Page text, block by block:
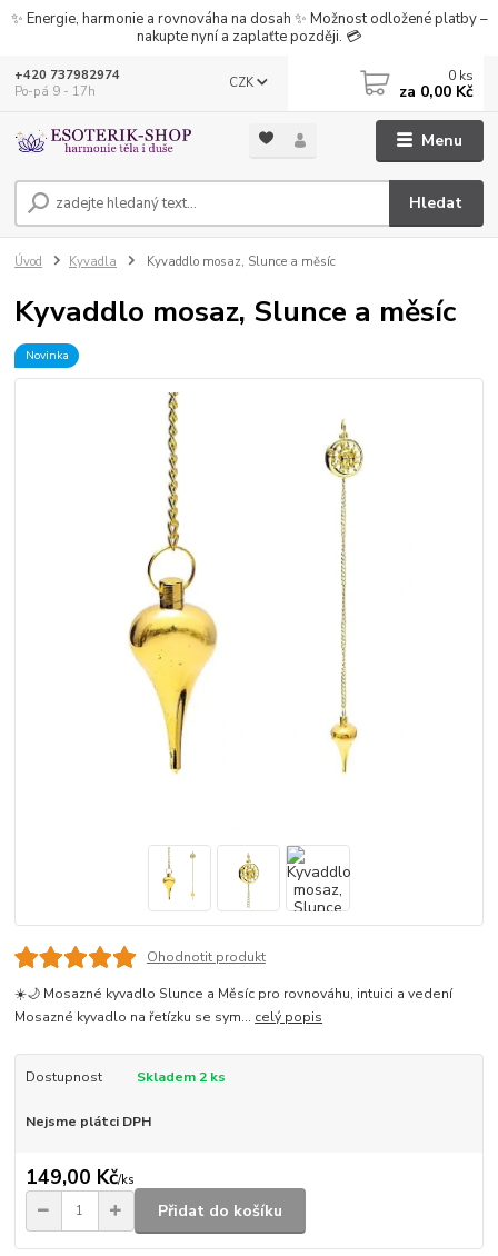
✨ Energie, harmonie a rovnováha na dosah ✨ Možnost odložené platby –
nakupte nyní a zaplaťte později. 💳
Menu
CZK
Hledat
+420 737982974
Po-pá 9 - 17h
0 ks
za 0,00 Kč
Úvod Kyvadla Kyvaddlo mosaz, Slunce a měsíc
Kyvaddlo mosaz, Slunce a měsíc
Novinka
Ohodnotit produkt
☀️🌙 Mosazné kyvadlo Slunce a Měsíc pro rovnováhu, intuici a vedení
Mosazné kyvadlo na řetízku se sym... celý popis
Dostupnost Skladem 2 ks
Nejsme plátci DPH
149,00 Kč/ks
Přidat do košíku